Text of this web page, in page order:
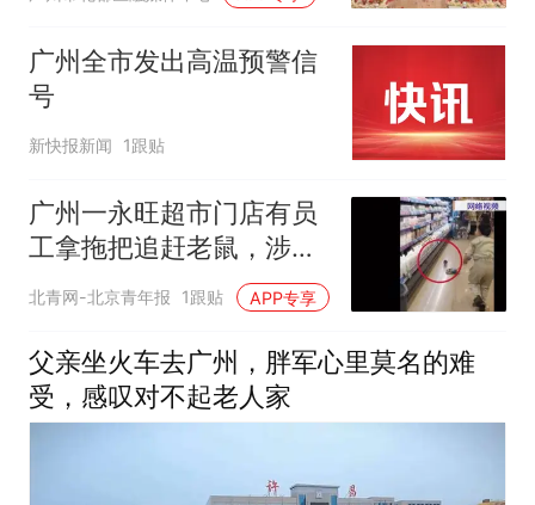
广州全市发出高温预警信
号
新快报新闻 1跟贴
广州一永旺超市门店有员
工拿拖把追赶老鼠，涉事
超市：已对相关区域开展
封闭消杀，当地街道办：
已督促经营主体做好灭“四
害”消杀工作
北青网-北京青年报 1跟贴 APP专享
父亲坐火车去广州，胖军心里莫名的难
受，感叹对不起老人家